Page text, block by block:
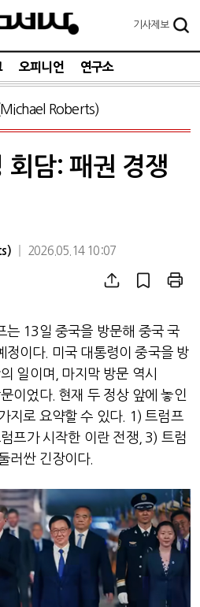
기사제보
오피니언 연구소
Roberts)
회담: 패권 경쟁
2026.05.14 10:07
는 13일 중국을 방문해 중국 국
정이다. 미국 대통령이 중국을 방
일이며
마지막 방문 역시
이었다. 현재 두 정상 앞에 놓인
지로 요약할 수 있다. 1)트럼프
프가 시작한 이란 전쟁 , 3) 트럼
러싼 긴장이다.